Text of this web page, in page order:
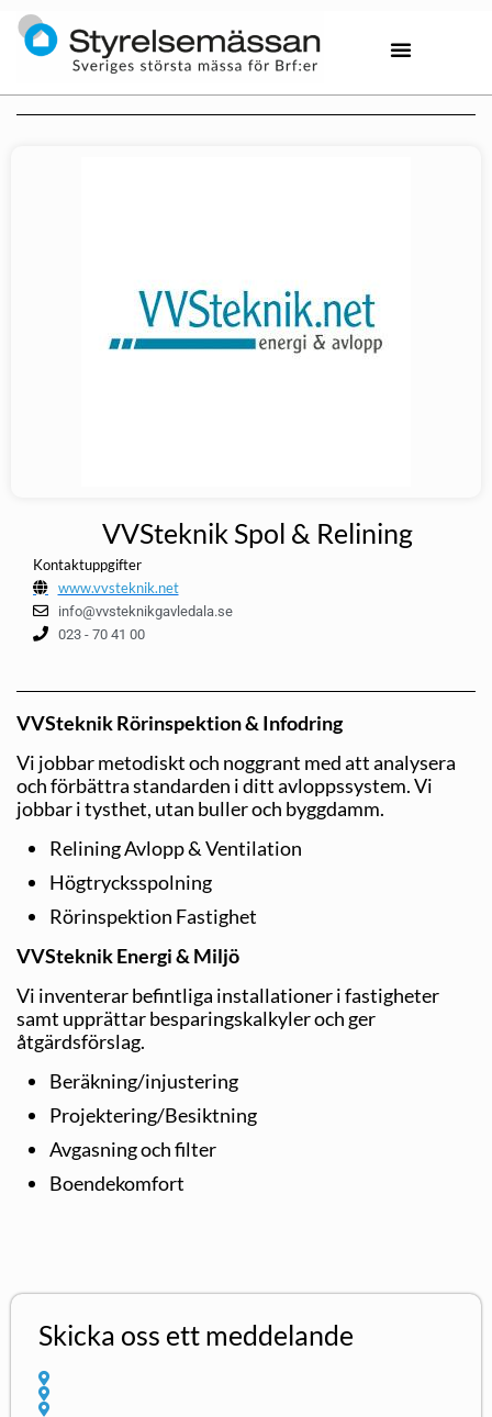
VVSteknik Spol & Relining
Kontaktuppgifter
www.vvsteknik.net
info@vvsteknikgavledala.se
023 - 70 41 00
VVSteknik Rörinspektion & Infodring
Vi jobbar metodiskt och noggrant med att analysera
och förbättra standarden i ditt avloppssystem. Vi
jobbar i tysthet, utan buller och byggdamm.
Relining Avlopp & Ventilation
Högtrycksspolning
Rörinspektion Fastighet
VVSteknik Energi & Miljö
Vi inventerar befintliga installationer i fastigheter
samt upprättar besparingskalkyler och ger
åtgärdsförslag.
Beräkning/injustering
Projektering/Besiktning
Avgasning och filter
Boendekomfort
Skicka oss ett meddelande